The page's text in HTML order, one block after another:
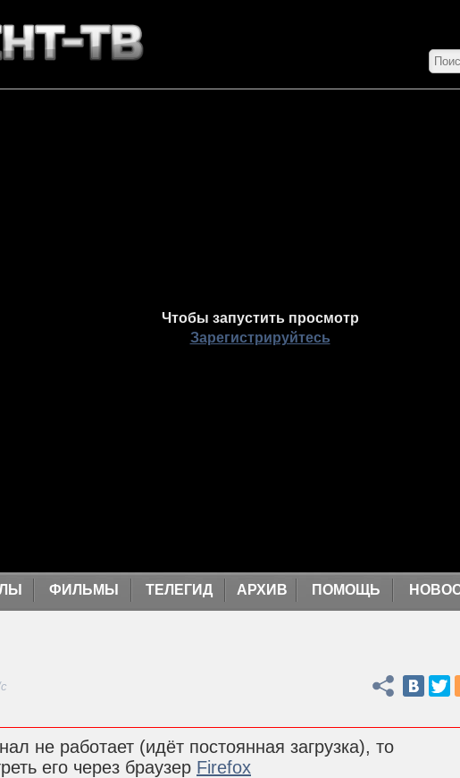
Чтобы запустить просмотр
Зарегистрируйтесь
ФИЛЬМЫ ТЕЛЕГИД АРХИВ ПОМОЩЬ
Поделиться
не работает (идёт постоянная загрузка), то
его через браузер Firefox